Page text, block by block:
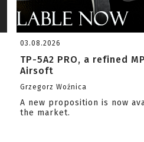
03.08.2026
TP-5A2 PRO, a refined
Airsoft
Grzegorz Woźnica
A new proposition is now
the market.